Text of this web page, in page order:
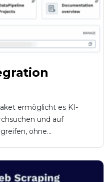
ermöglicht es KI-
und auf
ohne...